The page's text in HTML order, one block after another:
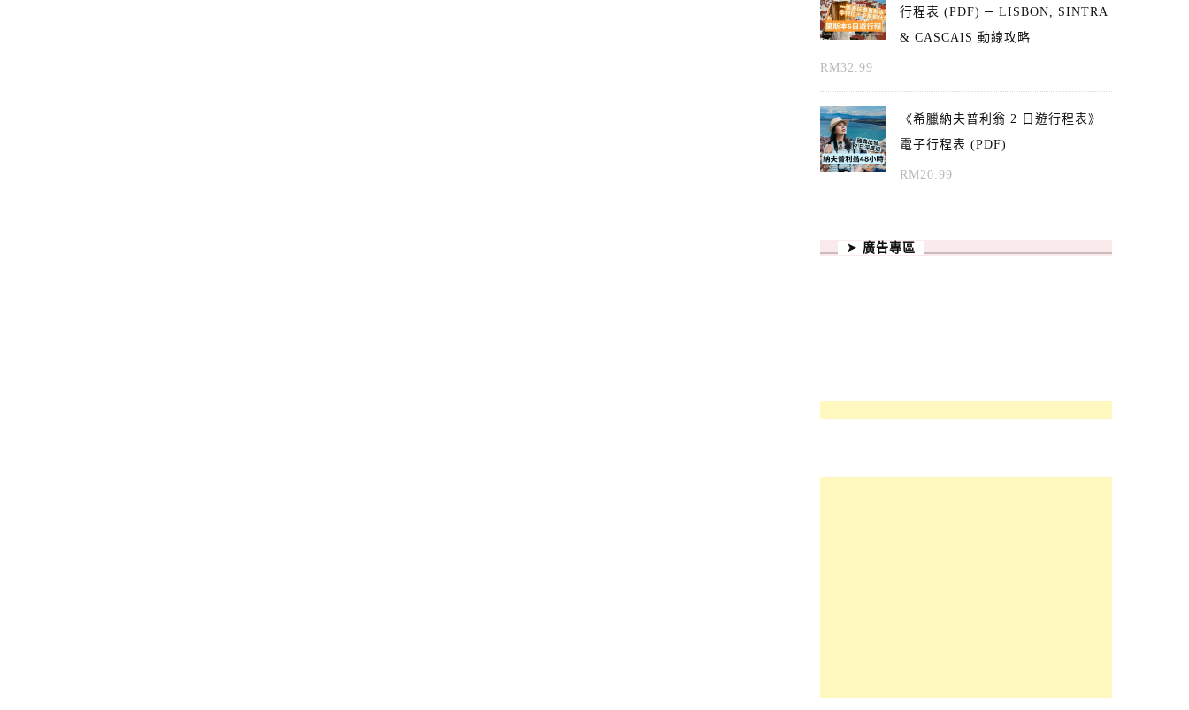
行程表 (PDF) ─ LISBON, SINTRA
& CASCAIS 動線攻略
RM32.99
《希臘納夫普利翁 2 日遊行程表》
電子行程表 (PDF)
RM20.99
➤ 廣告專區